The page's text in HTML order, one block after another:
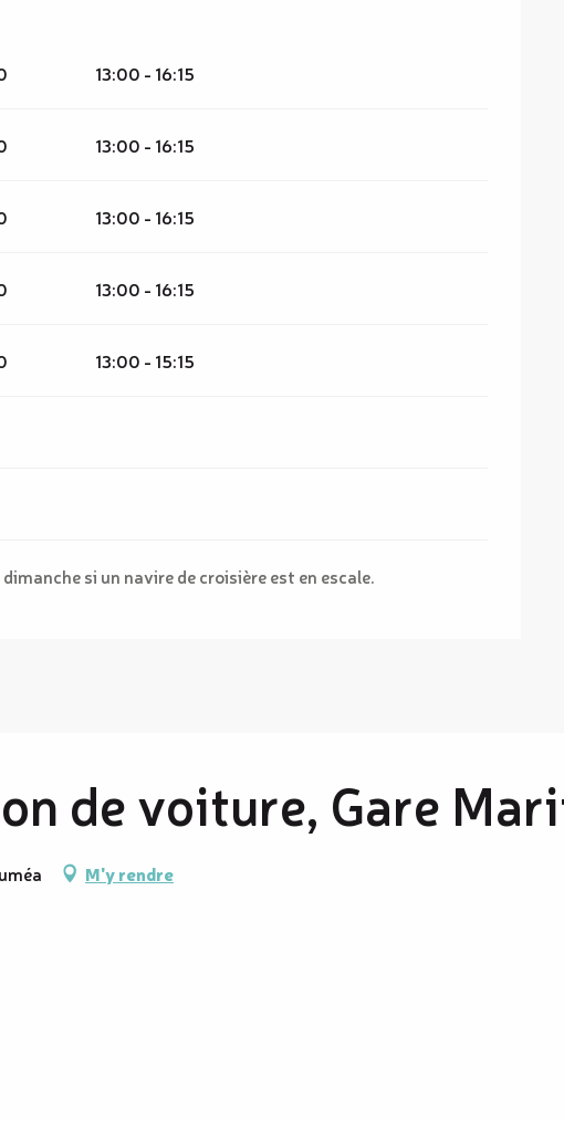
13:00 - 16:15
13:00 - 16:15
13:00 - 16:15
13:00 - 16:15
13:00 - 15:15
si un navire de croisière est en escale.
de voiture, Gare
M'y rendre